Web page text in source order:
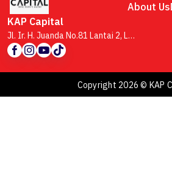
About Us
KAP Capital
Jl. Ir. H. Juanda No.81 Lantai 2, Lb. Siliwangi, Kecamatan Coblong, Kota Bandung, Jawa Barat 40132
Copyright 2026 © KAP